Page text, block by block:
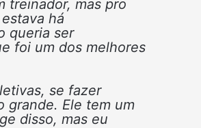
treinador, mas pro
há
queria ser
foi um dos melhores
se fazer
grande. Ele tem um
disso, mas eu